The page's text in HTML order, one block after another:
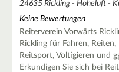
24635 Rickling - Hoheluft -
Keine Bewertungen
Reiterverein Vorwärts
Rickling für Fahren,
Reitsport, Voltigieren und
Erkundigen Sie sich bei